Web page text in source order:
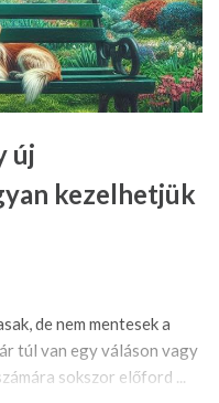
új
kezelhetjük
de nem mentesek a
túl van egy váláson vagy
sokszor előford ...